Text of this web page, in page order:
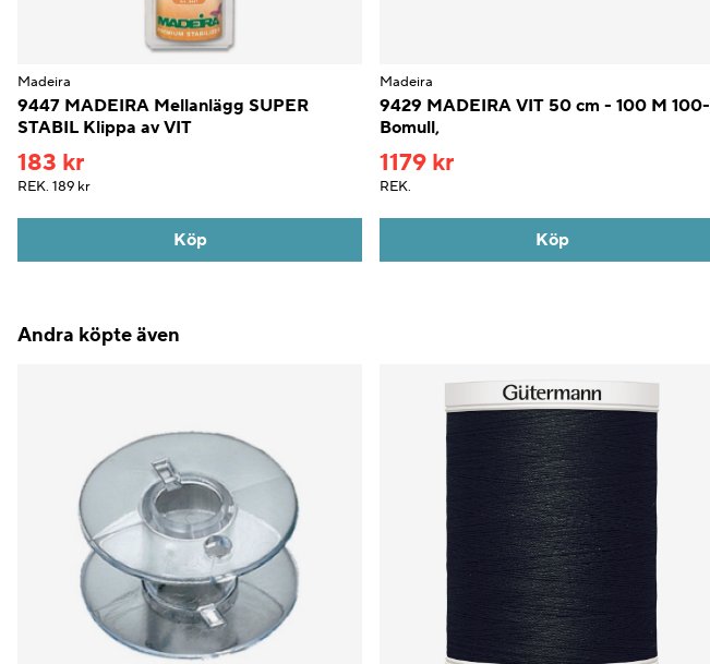
Madeira
9447 MADEIRA Mellanlägg SUPER
STABIL Klippa av VIT
183 kr
REK. 189 kr
Köp
Madeira
9429 MADEIRA VIT 50 cm - 100 M 100-
Bomull,
1179 kr
REK.
Köp
Andra köpte även